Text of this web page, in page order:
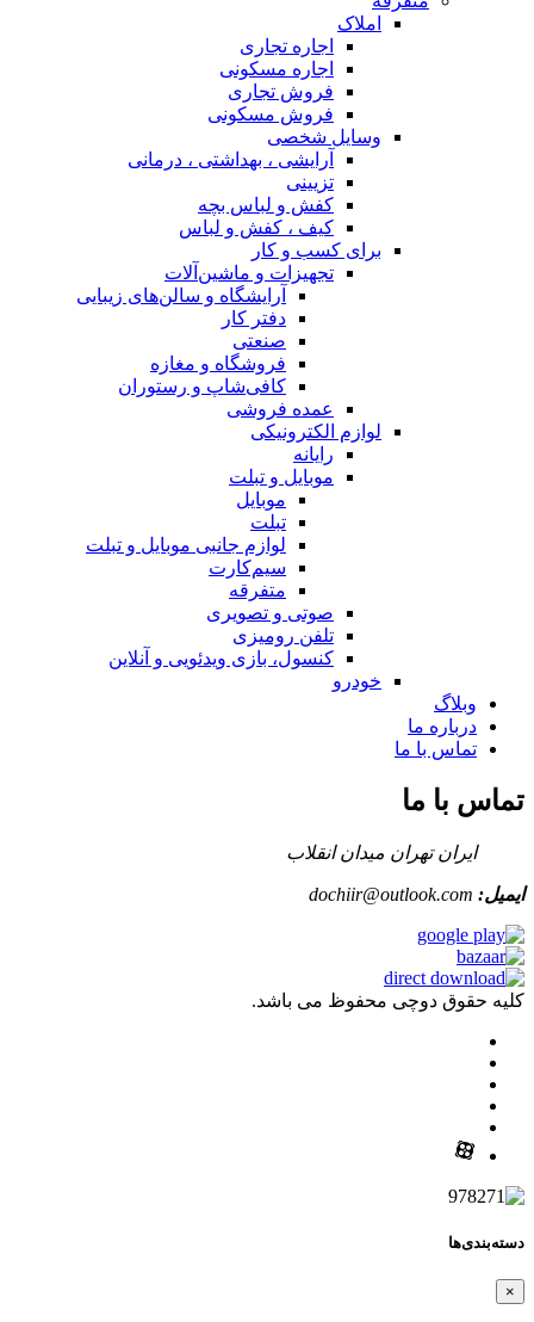
املاک
اجاره تجاری
اجاره مسکونی
فروش تجاری
فروش مسکونی
وسایل شخصی
آرایشی ، بهداشتی ، درمانی
تزیینی
کفش و لباس بچه
کیف ، کفش و لباس
برای کسب و کار
تجهیزات و ماشین‌آلات
آرایشگاه و سالن‌های زیبایی
دفتر کار
صنعتی
فروشگاه و مغازه
کافی‌شاپ و رستوران
عمده فروشی
لوازم الکترونیکی
رایانه
موبایل و تبلت
موبایل
تبلت
لوازم جانبی موبایل و تبلت
سیم‌کارت
متفرقه
صوتی و تصویری
تلفن رومیزی
کنسول، بازی‌ ویدئویی و آنلاین
خودرو
وبلاگ
درباره ما
تماس با ما
تماس با ما
ایران تهران میدان انقلاب
ایمیل: dochiir@outlook.com
کلیه حقوق دوچی محفوظ می باشد.
دسته‌بندی‌ها
×